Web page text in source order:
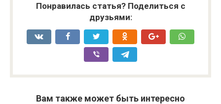
Понравилась статья? Поделиться с
друзьями:
Вам также может быть интересно